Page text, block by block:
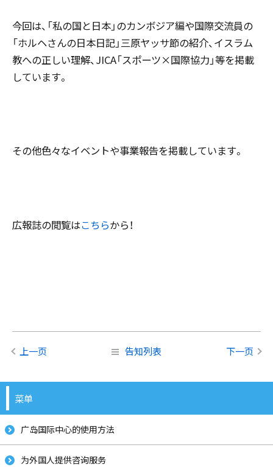
今回は、「私の国と日本」のカンボジア編や国際交流員の
「ホルヘさんの日本日記」三原ヤッサ節の紹介、イスラム
教への正しい理解、JICA「スポーツ×国際協力」等を掲載
しています。
その他色々なイベントや事業報告を掲載しています。
広報誌の閲覧はこちらから！
上一页 告知列表 下一页
菜单
广岛国际中心的使用方法
为外国人提供咨询服务